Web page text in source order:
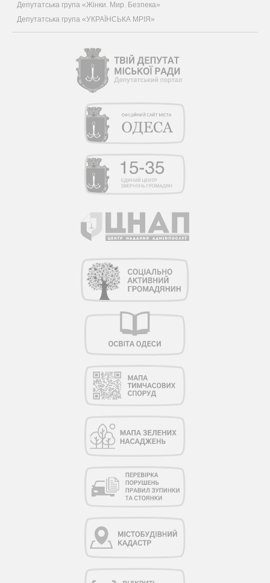
Депутатська група «Жінки. Мир. Безпека»
Депутатська група «УКРАЇНСЬКА МРІЯ»